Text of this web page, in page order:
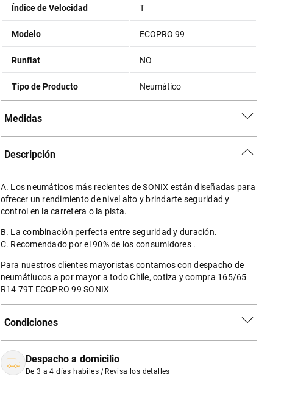
Índice de Velocidad T
Modelo ECOPRO 99
Runflat NO
Tipo de Producto Neumático
Medidas
Descripción
A. Los neumáticos más recientes de SONIX están diseñadas para
ofrecer un rendimiento de nivel alto y brindarte seguridad y
control en la carretera o la pista.
B. La combinación perfecta entre seguridad y duración.
C. Recomendado por el 90% de los consumidores .
Para nuestros clientes mayoristas contamos con despacho de
neumátiucos a por mayor a todo Chile, cotiza y compra 165/65
R14 79T ECOPRO 99 SONIX
Condiciones
Despacho a domicilio
De 3 a 4 días habiles | Revisa los detalles